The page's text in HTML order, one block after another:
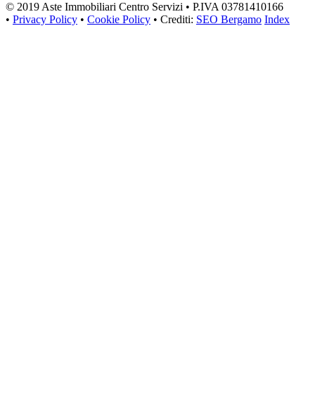
© 2019 Aste Immobiliari Centro Servizi • P.IVA 03781410166
• Privacy Policy • Cookie Policy • Crediti: SEO Bergamo Index